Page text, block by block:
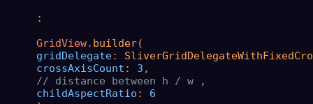
:
GridView.
builder(
gridDelegate:
crossAxisCount : 3 ,
// distance between h / w ,
childAspectRatio : 6